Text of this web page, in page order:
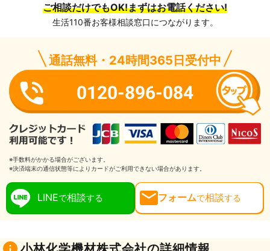
ご相談だけでもOK!まずはお電話ください!
生活110番お客様相談窓口につながります。
通話無料・24時間365日受付中
0120-896-084
※手数料がかかる場合がございます。
※決済端末の通信状態等によりカードがご利用できない場合があります。
LINEで相談する フォームで相談する